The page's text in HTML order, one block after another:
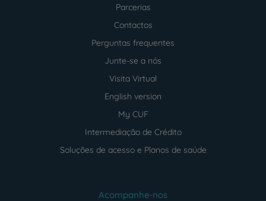
Parcerias
Contactos
Perguntas frequentes
Junte-se a nós
Visita Virtual
English version
My CUF
Intermediação de Crédito
Soluções de acesso e Planos de saúde
Acompanhe-nos